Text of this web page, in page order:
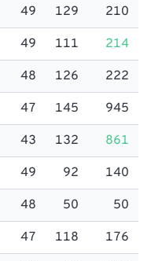
49 129 210
49 111 214
48 126 222
47 145 945
43 132 861
49 92 140
48 50 50
47 118 176